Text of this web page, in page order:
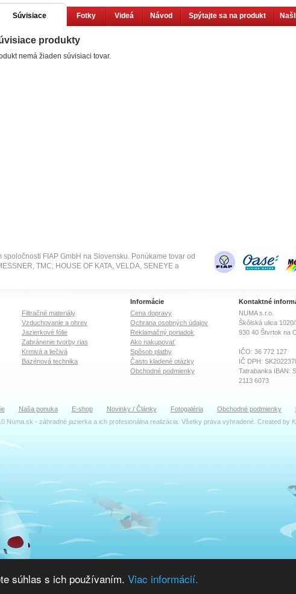
súhlas s ich používaním. Viac informácií.
Súvisiace
produkty
Fotky Videá Návod Spýtajte sa na produkt
produkty
nemá žiaden súvisiaci tovar.
FIAP GmbH na Slovensku. Ponúkame tovar od
TMC, HOUSE OF KATA, VELDA, SENEYE a
Filtračné materiály
Vzduchovanie a ohrev
Jazierkové fólie
Zabránenie tvorby rias
Krmivá a liečivá
Bazénová technika
Informácie
Cena dopravy
Ochrana osobných údajov
Reklamačný poriadok
Ako nakupovať
Spôsob platby
Často kladené otázky
Obchodné podmienky
Kontaktné
NUMA s.r.o.
Škôlská ulica
930 40 Štvrtok na
IČO: 36 772 127
IČ DPH:
Tatrabanka IBAN:
2113 6073
Oddiel: Sro, Vložka
Ing. Zuzana
Účtovné oddelenie
Montáž a servis
Naša ponuka E-shop Novinky / Články Fotogaléria Obchodné podmienky
Numa.sk - záhradné jazierka a ich profesionálna realizácia. Všetky práva vyhradené. Created by